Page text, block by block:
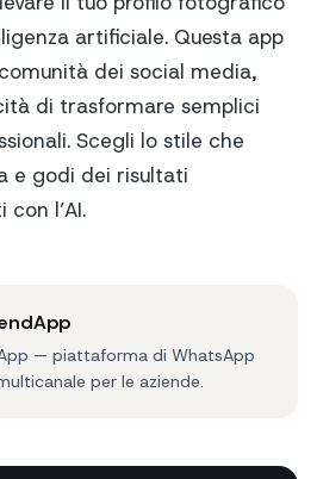
artificiale. Questa app
dei social media,
di trasformare semplici
Scegli lo stile che
e godi dei risultati
l’AI.
— piattaforma di WhatsApp
per le aziende.